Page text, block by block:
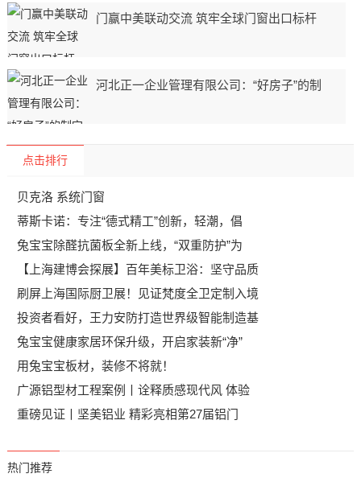
门赢中美联动交流 筑牢全球门窗出口标杆
河北正一企业管理有限公司：“好房子”的制
点击排行
贝克洛 系统门窗
蒂斯卡诺：专注“德式精工”创新，轻潮，倡
兔宝宝除醛抗菌板全新上线，“双重防护”为
【上海建博会探展】百年美标卫浴：坚守品质
刷屏上海国际厨卫展！见证梵度全卫定制入境
投资者看好，王力安防打造世界级智能制造基
兔宝宝健康家居环保升级，开启家装新“净”
用兔宝宝板材，装修不将就！
广源铝型材工程案例丨诠释质感现代风 体验
重磅见证丨坚美铝业 精彩亮相第27届铝门
热门推荐